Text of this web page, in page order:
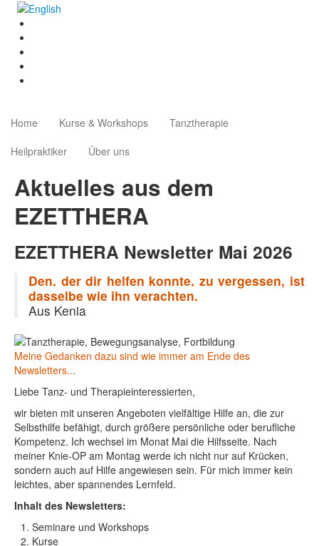
Home Kurse & Workshops
Tanztherapie
Heilpraktiker
Über uns
Aktuelles aus dem
EZETTHERA
EZETTHERA Newsletter Mai 2026
Den, der dir helfen konnte, zu vergessen, ist
dasselbe wie ihn verachten.
Aus Kenia
Meine Gedanken dazu sind wie immer am Ende des
Newsletters...
Liebe Tanz- und Therapieinteressierten,
wir bieten mit unseren Angeboten vielfältige Hilfe an, die zur
Selbsthilfe befähigt, durch größere persönliche oder berufliche
Kompetenz. Ich wechsel im Monat Mai die Hilfsseite. Nach
meiner Knie-OP am Montag werde ich nicht nur auf Krücken,
sondern auch auf Hilfe angewiesen sein. Für mich immer kein
leichtes, aber spannendes Lernfeld.
Inhalt des Newsletters:
Seminare und Workshops
Kurse